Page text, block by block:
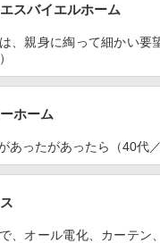
スバイエルホーム
、親身に綯って細かい要
ホーム
あったがあったら（40代／
、オール電化、カーテン